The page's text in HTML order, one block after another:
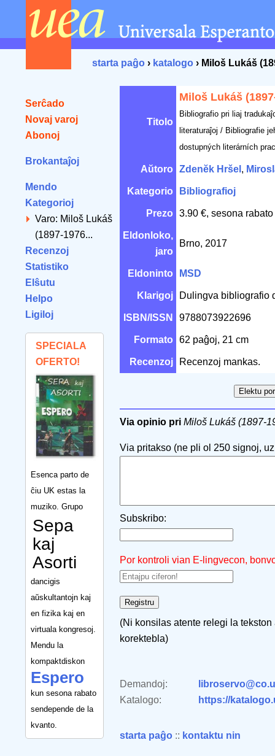
starta paĝo › katalogo › Miloš Lukáš
Serĉado
Novaj varoj
Abonoj
Brokantaĵoj
Mendo
Kategorioj
Varo: Miloš Lukáš
(1897-1976...
Recenzoj
Statistiko
Elŝutu
Helpo
Ligiloj
SPECIALA
OFERTO!
Esenca parto de
ĉiu UK estas la
muziko. Grupo
Sepa
kaj
Asorti
dancigis
aŭskultantojn kaj
en fizika kaj en
virtuala kongresoj.
Mendu la
kompaktdiskon
Espero
kun sesona rabato
sendepende de la
kvanto.
Titolo
Miloš Lukáš
Bibliografio pri liaj
literaturaĵoj / Bibliografie
dostupných literárních
Aŭtoro Zdenĕk Hršel ,
Kategorio Bibliografioj
Prezo 3.90 €, sesona
Eldonloko,
jaro
Brno, 2017
Eldoninto MSD
Klarigoj Dulingva bibliografio
ISBN/ISSN 9788073922696
Formato 62 paĝoj, 21 cm
Recenzoj Recenzoj mankas.
Via opinio pri Miloš Lukáš (1897-
Via pritakso (ne pli ol 250 signoj,
Subskribo:
Por kontroli vian E-lingvecon,
(Ni konsilas atente relegi la
korektebla)
Demandoj:
Katalogo:
https://
starta paĝo :: kontaktu nin